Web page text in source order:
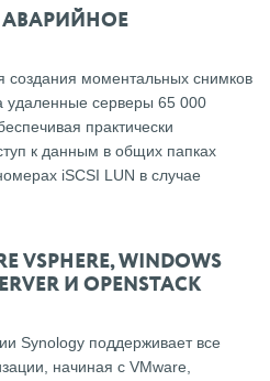
создания моментальных снимков
удаленные серверы 65 000
практически
к данным в общих папках
iSCSI LUN в случае
WINDOWS
И OPENSTACK
Synology поддерживает все
начиная с VMware,